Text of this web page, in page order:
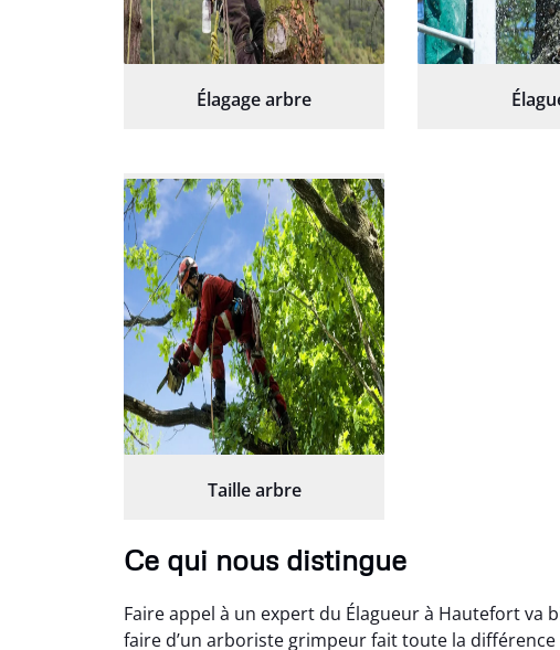
Élagage arbre
Taille arbre
Ce qui nous distingue
Faire appel à un expert du Élagueur à Hautefort va
faire d’un arboriste grimpeur fait toute la différence